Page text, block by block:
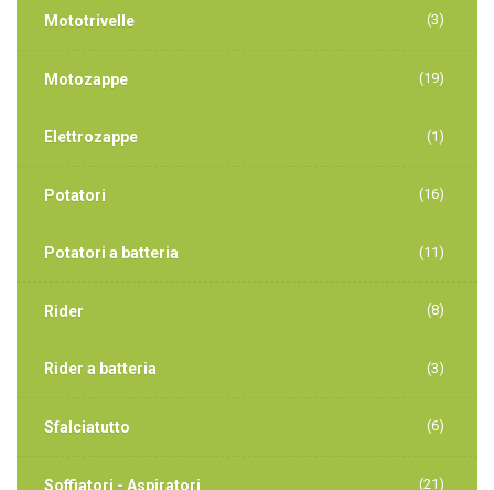
Mototrivelle (3)
Motozappe (19)
Elettrozappe (1)
Potatori (16)
Potatori a batteria (11)
Rider (8)
Rider a batteria (3)
Sfalciatutto (6)
Soffiatori - Aspiratori (21)